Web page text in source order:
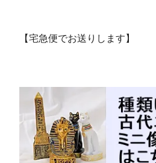
【宅急便でお送りします】